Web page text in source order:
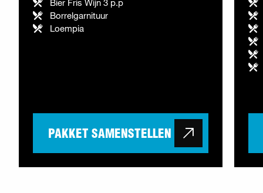
Bier Fris Wijn 3 p.p
Borrelgarnituur
Loempia
PAKKET SAMENSTELLEN